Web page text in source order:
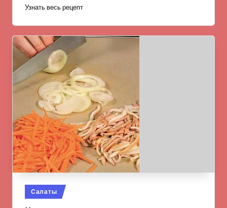
Узнать весь рецепт
Опубликовано
в
Салаты